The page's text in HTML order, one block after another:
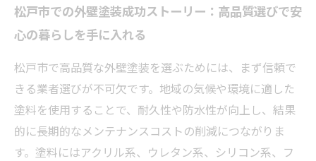
松戸市での外壁塗装成功ストーリー：高品質選びで安
心の暮らしを手に入れる
松戸市で高品質な外壁塗装を選ぶためには、まず信頼で
きる業者選びが不可欠です。地域の気候や環境に適した
塗料を使用することで、耐久性や防水性が向上し、結果
的に長期的なメンテナンスコストの削減につながりま
す。塗料にはアクリル系、ウレタン系、シリコン系、フ